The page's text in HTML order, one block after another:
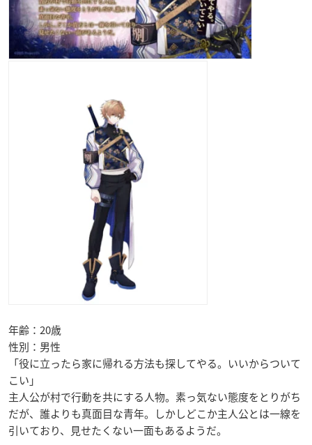
年齢：20歳
性別：男性
「役に立ったら家に帰れる方法も探してやる。いいからついて
こい」
主人公が村で行動を共にする人物。素っ気ない態度をとりがち
だが、誰よりも真面目な青年。しかしどこか主人公とは一線を
引いており、見せたくない一面もあるようだ。